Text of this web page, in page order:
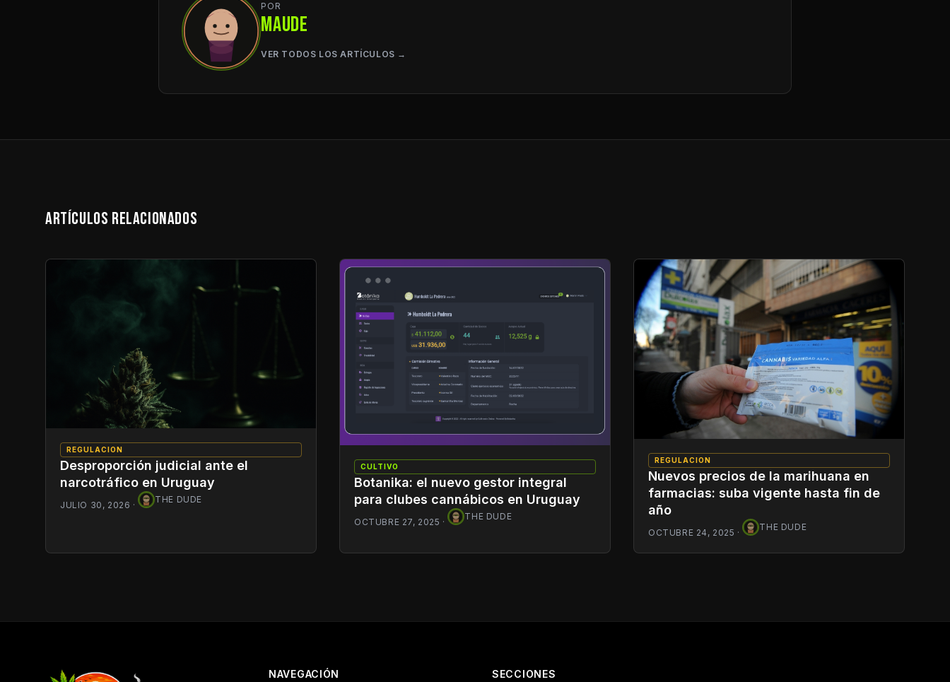
POR
MAUDE
VER TODOS LOS ARTÍCULOS →
ARTÍCULOS RELACIONADOS
REGULACION
Desproporción judicial ante el
narcotráfico en Uruguay
JULIO 30, 2026 ·
THE DUDE
CULTIVO
Botanika: el nuevo gestor integral
para clubes cannábicos en Uruguay
OCTUBRE 27, 2025 ·
THE DUDE
REGULACION
Nuevos precios de la marihuana en
farmacias: suba vigente hasta fin de
año
OCTUBRE 24, 2025 ·
THE DUDE
NAVEGACIÓN SECCIONES